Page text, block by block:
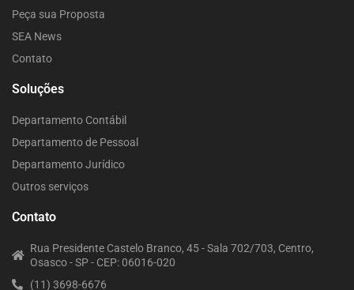
Peça sua Proposta
SEA News
Contato
Soluções
Departamento Contábil
Departamento de Pessoal
Departamento Jurídico
Outros serviços
Contato
Rua Presidente Castelo Branco, 45 - Sala 702/703, Centro,
Osasco - SP - CEP: 06016-020
(11) 3698-6676